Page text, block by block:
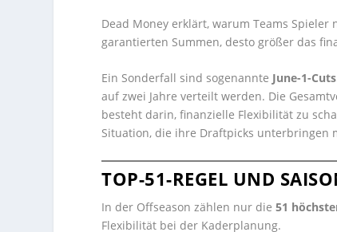
Dead Money erklärt, warum Teams
garantierten Summen, desto größer das
Ein Sonderfall sind sogenannte June-1-Cuts
auf zwei Jahre verteilt werden. Die
besteht darin, finanzielle Flexibilität zu
Situation, die ihre Draftpicks unterbringen
TOP-51-REGEL UND
In der Offseason zählen nur die51
Flexibilität bei der Kaderplanung.